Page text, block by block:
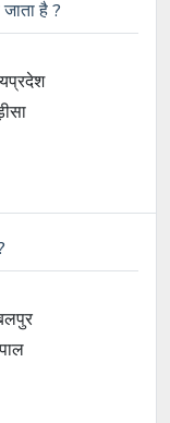
है ?